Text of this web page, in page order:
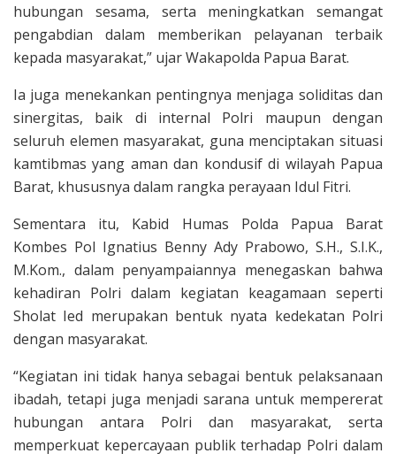
hubungan sesama, serta meningkatkan semangat
pengabdian dalam memberikan pelayanan terbaik
kepada masyarakat,” ujar Wakapolda Papua Barat.
Ia juga menekankan pentingnya menjaga soliditas dan
sinergitas, baik di internal Polri maupun dengan
seluruh elemen masyarakat, guna menciptakan situasi
kamtibmas yang aman dan kondusif di wilayah Papua
Barat, khususnya dalam rangka perayaan Idul Fitri.
Sementara itu, Kabid Humas Polda Papua Barat
Kombes Pol Ignatius Benny Ady Prabowo, S.H., S.I.K.,
M.Kom., dalam penyampaiannya menegaskan bahwa
kehadiran Polri dalam kegiatan keagamaan seperti
Sholat Ied merupakan bentuk nyata kedekatan Polri
dengan masyarakat.
“Kegiatan ini tidak hanya sebagai bentuk pelaksanaan
ibadah, tetapi juga menjadi sarana untuk mempererat
hubungan antara Polri dan masyarakat, serta
memperkuat kepercayaan publik terhadap Polri dalam